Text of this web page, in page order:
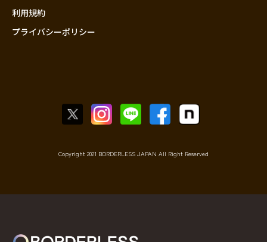
利用規約
プライバシーポリシー
Copyright 2021 BORDERLESS JAPAN All Right Reserved